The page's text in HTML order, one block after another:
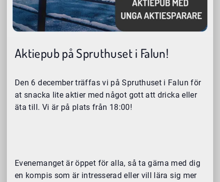
Aktiepub på Spruthuset i Falun!
Den 6 december träffas vi på Spruthuset i Falun för
at snacka lite aktier med något gott att dricka eller
äta till. Vi är på plats från 18:00!
Evenemanget är öppet för alla, så ta gärna med dig
en kompis som är intresserad eller vill lära sig mer